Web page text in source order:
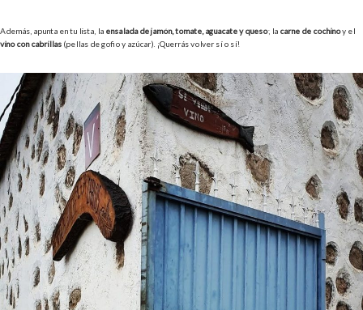
Además, apunta en tu lista, la ensalada de jamón, tomate, aguacate y queso; la carne de cochinoy el
vino con cabrillas (pellas de gofio y azúcar). ¡Querrás volver sí o sí!